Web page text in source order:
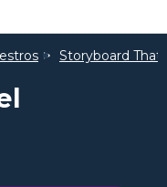
Storyboard That